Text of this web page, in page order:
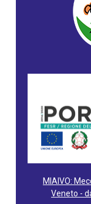
MIAIVO:
Veneto -